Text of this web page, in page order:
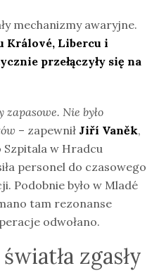
mechanizmy awaryjne.
Králové, Libercu i
przełączyły się na
zapasowe. Nie było
– zapewnił Jiří Vaněk,
w Hradcu
personel do czasowego
Podobnie było w Mladé
tam rezonanse
odwołano.
zgasły